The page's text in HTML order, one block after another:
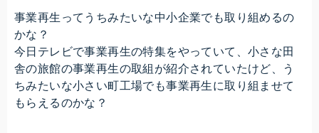
事業再生ってうちみたいな中小企業でも取り組めるの
かな？
今日テレビで事業再生の特集をやっていて、小さな田
舎の旅館の事業再生の取組が紹介されていたけど、う
ちみたいな小さい町工場でも事業再生に取り組ませて
もらえるのかな？